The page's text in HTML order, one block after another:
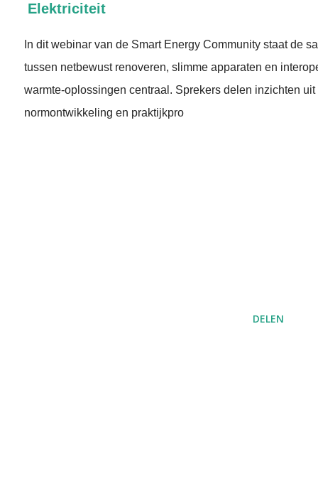
Elektriciteit
In dit webinar van de Smart Energy Community staat de
tussen netbewust renoveren, slimme apparaten en
warmte-oplossingen centraal. Sprekers delen inzichten
normontwikkeling en praktijkpro
DELEN